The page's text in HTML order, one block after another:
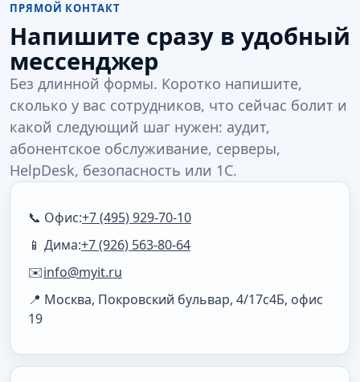
ПРЯМОЙ КОНТАКТ
Напишите сразу в удобный
мессенджер
Без длинной формы. Коротко напишите,
сколько у вас сотрудников, что сейчас болит и
какой следующий шаг нужен: аудит,
абонентское обслуживание, серверы,
HelpDesk, безопасность или 1С.
📞 Офис:+7 (495) 929-70-10
📱 Дима:+7 (926) 563-80-64
✉️info@myit.ru
📍 Москва, Покровский бульвар, 4/17с4Б, офис
19